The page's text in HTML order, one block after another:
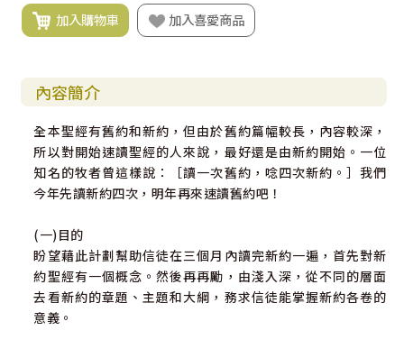
加入購物車 加入喜愛商品
內容簡介
全本聖經有舊約和新約，但由於舊約篇幅較長，內容較深，
所以對開始速讀聖經的人來說，最好還是由新約開始。一位
知名的牧者曾這樣說：［讀一次舊約，唸四次新約。］我們
今年先讀新約四次，明年再來速讀舊約吧！
(一)目的
盼望藉此計劃幫助信徒在三個月內讀完新約一遍，首先對新
約聖經有一個概念。然後再再勵，由淺入深，從不同的層面
去看新約的章題、主題和大綱，務求信徒能掌握新約各卷的
意義。